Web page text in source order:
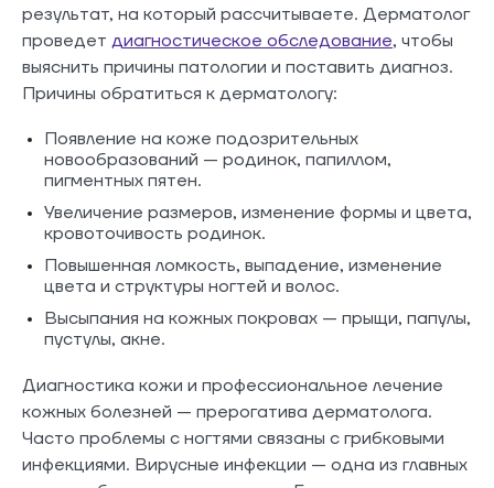
результат, на который рассчитываете. Дерматолог
проведет диагностическое обследование, чтобы
выяснить причины патологии и поставить диагноз.
Причины обратиться к дерматологу:
Появление на коже подозрительных
новообразований — родинок, папиллом,
пигментных пятен.
Увеличение размеров, изменение формы и цвета,
кровоточивость родинок.
Повышенная ломкость, выпадение, изменение
цвета и структуры ногтей и волос.
Высыпания на кожных покровах — прыщи, папулы,
пустулы, акне.
Диагностика кожи и профессиональное лечение
кожных болезней — прерогатива дерматолога.
Часто проблемы с ногтями связаны с грибковыми
инфекциями. Вирусные инфекции — одна из главных